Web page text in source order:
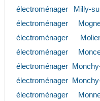
électroménager Milly-
électroménager
électroménager
électroménager
électroménager
électroménager
électroménager